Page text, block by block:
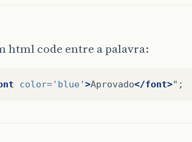
html code entre a palavra:
color= 'blue'>Aprovado</font>